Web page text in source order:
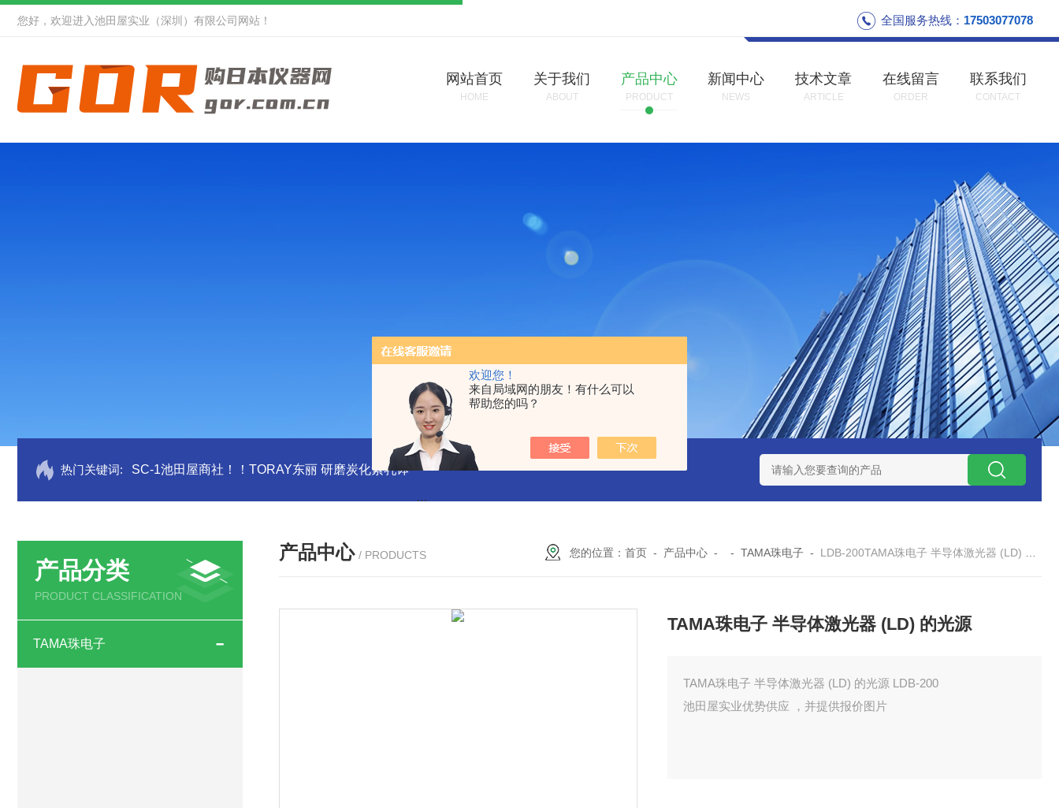
欢迎您！
来自局域网的朋友！有什么可以
帮助您的吗？
您好，欢迎进入池田屋实业（深圳）有限公司网站！ 全国服务热线： 17503077078
网站首页
HOME
关于我们
ABOUT
产品中心
PRODUCT
新闻中心
NEWS
技术文章
ARTICLE
在线留言
ORDER
联系我们
CONTACT
热门关键词: SC-1池田屋商社！！TORAY东丽 研磨炭化素乳钵 AGB-K-0.2-C01-H03池田屋！！TORAY东丽 TZP氧化锆陶瓷研磨球 AGB-K-0.4-C01-Q69全新！！TORAY东丽
产品分类
PRODUCT CLASSIFICATION
TAMA珠电子
产品中心 / PRODUCTS 您的位置：首页 - 产品中心 - -TAMA珠电子 - LDB-200TAMA珠电子 半导体激光器 (LD) 的光源
TAMA珠电子 半导体激光器 (LD) 的光源
TAMA珠电子 半导体激光器 (LD) 的光源 LDB-200
池田屋实业优势供应 ，并提供报价图片